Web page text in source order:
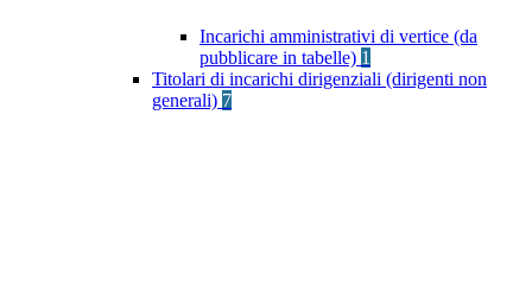
Incarichi amministrativi di vertice (da
pubblicare in tabelle) 1
Titolari di incarichi dirigenziali (dirigenti non
generali) 7